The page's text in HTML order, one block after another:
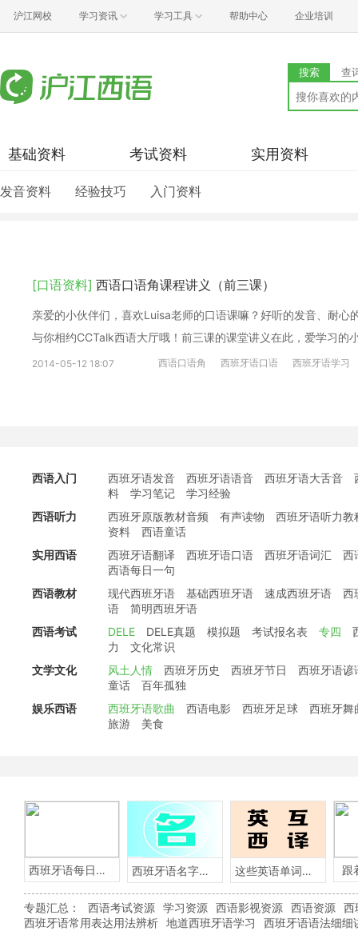
沪江网校 学习资讯 学习工具 帮助中心 企业培训
搜索 查
基础资料 考试资料 实用资料
发音资料 经验技巧 入门资料
[口语资料] 西语口语角课程讲义（前三课）
亲爱的小伙伴们，喜欢Luisa老师的口语课嘛？好听的发音、耐
与你相约CCTalk西语大厅哦！前三课的课堂讲义在此，爱学习的
2014-05-12 18:07 西语口语角 西班牙语口语 西班牙语学习
西语入门 西班牙语发音 西班牙语语音 西班牙语大舌音
料
学习笔记
学习经验
西语听力
西班牙原版教材音频 有声读物
西班牙语听力教
资料
西语童话
实用西语
西班牙语翻译 西班牙语口语 西班牙语词汇
西
西语每日一句
西语教材
现代西班牙语 基础西班牙语 速成西班牙语
西
语
简明西班牙语
西语考试
DELE DELE真题 模拟题 考试报名表 专四
力
文化常识
文学文化
风土人情 西班牙历史 西班牙节日
西班牙语谚
童话
百年孤独
娱乐西语
西班牙语歌曲 西语电影 西班牙足球
西班牙舞
旅游
美食
西班牙语每日一句 西班牙语名字含义 这些英语单词用西班牙语怎么说？ 跟
专题汇总： 西语考试资源 学习资源 西语影视资源 西语资源 西
西班牙语常用表达用法辨析 地道西班牙语学习 西班牙语语法细细